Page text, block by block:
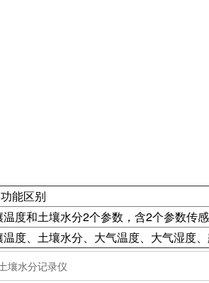
别
度和土壤水分2个参数，含2个参数传感
度、土壤水分、大气温度、大气湿度
壤水分记录仪